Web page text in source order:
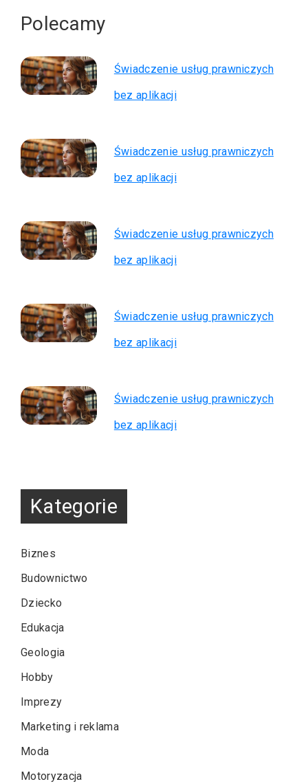
Polecamy
Świadczenie usług prawniczych
bez aplikacji
Świadczenie usług prawniczych
bez aplikacji
Świadczenie usług prawniczych
bez aplikacji
Świadczenie usług prawniczych
bez aplikacji
Świadczenie usług prawniczych
bez aplikacji
Kategorie
Biznes
Budownictwo
Dziecko
Edukacja
Geologia
Hobby
Imprezy
Marketing i reklama
Moda
Motoryzacja